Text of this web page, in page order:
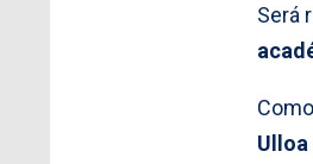
Será
Ulloa